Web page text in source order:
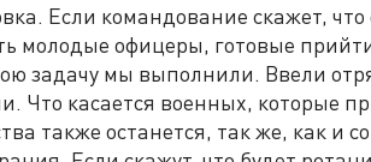
Если командование скажет, что
молодые офицеры, готовые
задачу мы выполнили. Ввели
Что касается военных, которые
также останется, так же, как и